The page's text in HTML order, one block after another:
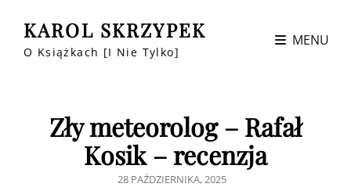
KAROL SKRZYPEK
O Książkach [i Nie Tylko]
MENU
Zły meteorolog – Rafał
Kosik – recenzja
POSTED
28 PAŹDZIERNIKA, 2025